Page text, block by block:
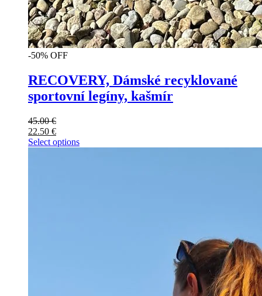
-50% OFF
RECOVERY, Dámské recyklované
sportovní legíny, kašmír
45.00€
22.50 €
Select options